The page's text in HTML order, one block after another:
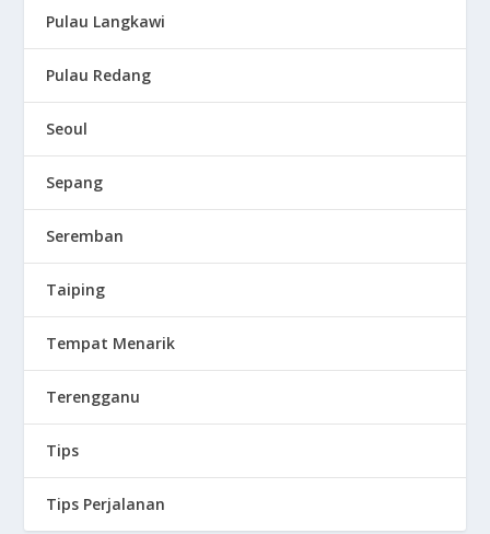
Pulau Langkawi
Pulau Redang
Seoul
Sepang
Seremban
Taiping
Tempat Menarik
Terengganu
Tips
Tips Perjalanan